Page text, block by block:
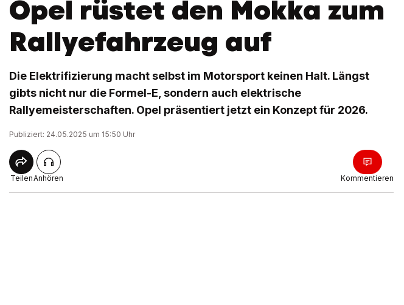
Opel rüstet den Mokka zum
Rallyefahrzeug auf
Die Elektrifizierung macht selbst im Motorsport keinen Halt. Längst
gibts nicht nur die Formel-E, sondern auch elektrische
Rallyemeisterschaften. Opel präsentiert jetzt ein Konzept für 2026.
Publiziert: 24.05.2025 um 15:50 Uhr
TeilenAnhören Kommentieren